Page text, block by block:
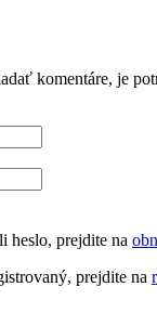
komentáre, je
heslo, prejdite na
prejdite na